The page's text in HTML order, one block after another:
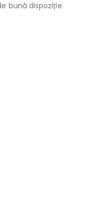
bună dispoziție